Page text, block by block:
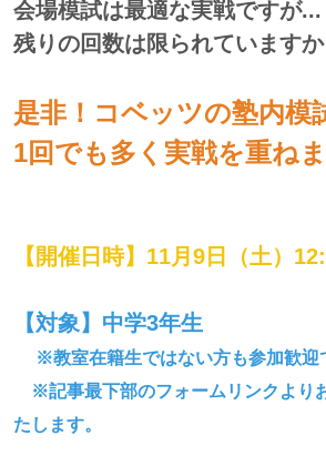
会場模試は最適な実戦ですが...
残りの回数は限られています
是非！コベッツの塾内模
1回でも多く実戦を重ね
【開催日時】11月9日（土）
【対象】中学3年生
※教室在籍生ではない方も参加歓迎
※記事最下部のフォームリンクより
たします。